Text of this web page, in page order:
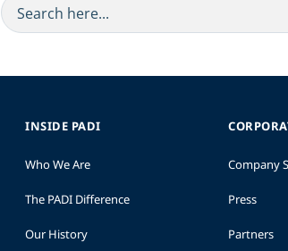
INSIDE PADI
Who We Are
The PADI Difference
Our History
Company
Press
Partners